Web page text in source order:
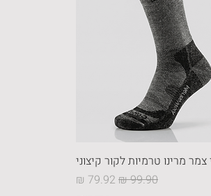
צמר מרינו טרמיות לקור קיצוני
מחיר רגילמחיר מבצע